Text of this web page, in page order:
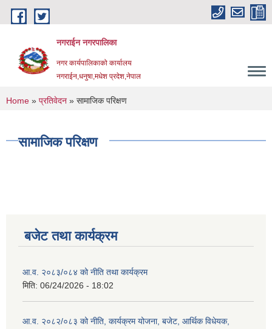
Skip to main content
नगराईन नगरपालिका
नगर कार्यपालिकाको कार्यालय
नगराईन,धनुषा,मधेश प्रदेश,नेपाल
You are here
Home » प्रतिवेदन » सामाजिक परिक्षण
सामाजिक परिक्षण
बजेट तथा कार्यक्रम
आ.व. २०८३/०८४ को नीति तथा कार्यक्रम
मिति: 06/24/2026 - 18:02
आ.व. २०८२/०८३ को नीति, कार्यक्रम योजना, बजेट, आर्थिक विधेयक,